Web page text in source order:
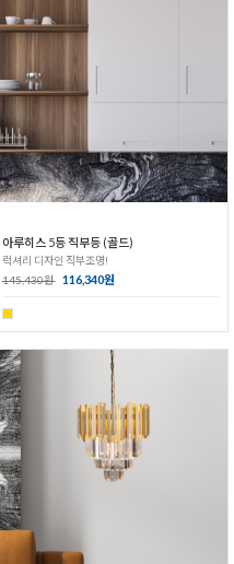
아루히스 5등 직부등 (골드)
럭셔리 디자인 직부조명!
145,430원 116,340원